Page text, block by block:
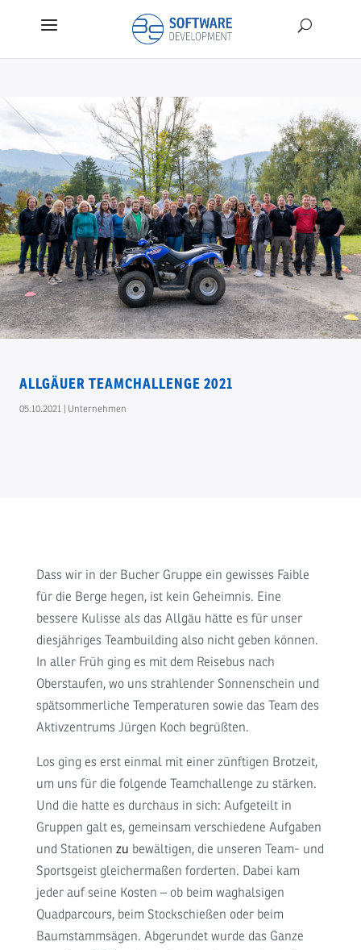
ALLGÄUER TEAMCHALLENGE 2021
05.10.2021 Unternehmen
Dass wir in der Bucher Gruppe ein gewisses Faible
für die Berge hegen, ist kein Geheimnis. Eine
bessere Kulisse als das Allgäu hätte es für unser
diesjähriges Teambuilding also nicht geben können.
In aller Früh ging es mit dem Reisebus nach
Oberstaufen, wo uns strahlender Sonnenschein und
spätsommerliche Temperaturen sowie das Team des
Aktivzentrums Jürgen Koch begrüßten.
Los ging es erst einmal mit einer zünftigen Brotzeit,
um uns für die folgende Teamchallenge zu stärken.
Und die hatte es durchaus in sich: Aufgeteilt in
Gruppen galt es, gemeinsam verschiedene Aufgaben
und Stationen zu bewältigen, die unseren Team- und
Sportsgeist gleichermaßen forderten. Dabei kam
jeder auf seine Kosten – ob beim waghalsigen
Quadparcours, beim Stockschießen oder beim
Baumstammsägen. Abgerundet wurde das Ganze